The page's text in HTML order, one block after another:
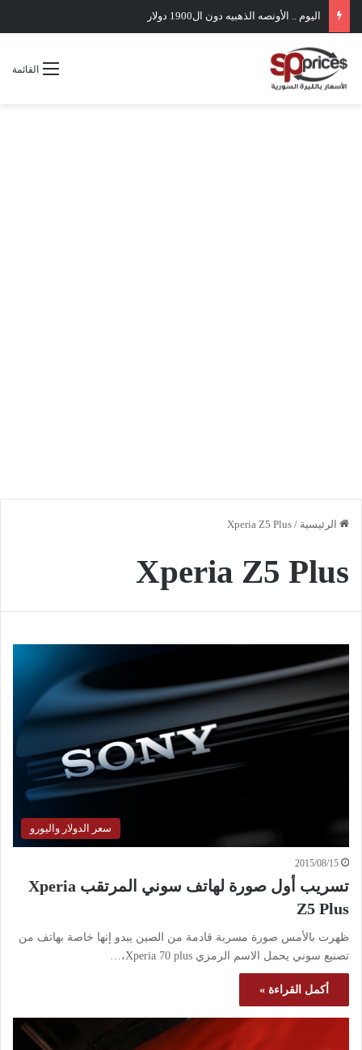
اليوم .. الأونصه الذهبيه دون ال1900 دولار
القائمة
الرئيسية /
Xperia Z5 Plus
Xperia Z5 Plus
سعر الدولار واليورو
2015/08/15
تسريب أول صورة لهاتف سوني المرتقب Xperia
Z5 Plus
ظهرت بالأمس صورة مسربة قادمة من الصين يبدو إنها خاصة بهاتف من
تصنيع سوني يحمل الاسم الرمزي Xperia 70 plus،…
أكمل القراءة »